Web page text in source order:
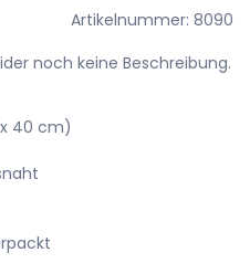
Artikelnummer: 8090
noch keine Beschreibung.
40 cm)